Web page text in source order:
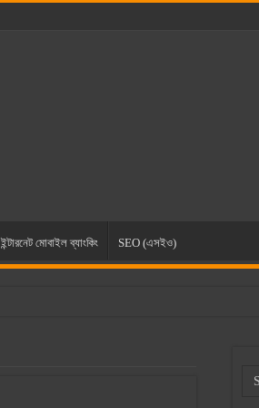
ইন্টারনেট মোবাইল ব্যাংকিং SEO (এসইও)